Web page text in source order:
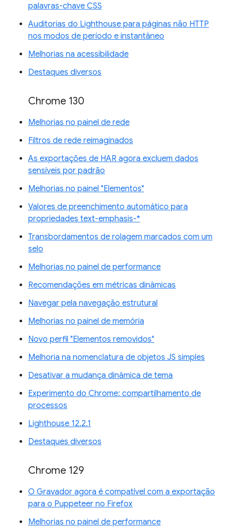
palavras-chave CSS
Auditorias do Lighthouse para páginas não HTTP
nos modos de período e instantâneo
Melhorias na acessibilidade
Destaques diversos
Chrome 130
Melhorias no painel de rede
Filtros de rede reimaginados
As exportações de HAR agora excluem dados
sensíveis por padrão
Melhorias no painel "Elementos"
Valores de preenchimento automático para
propriedades text-emphasis-*
Transbordamentos de rolagem marcados com um
selo
Melhorias no painel de performance
Recomendações em métricas dinâmicas
Navegar pela navegação estrutural
Melhorias no painel de memória
Novo perfil "Elementos removidos"
Melhoria na nomenclatura de objetos JS simples
Desativar a mudança dinâmica de tema
Experimento do Chrome: compartilhamento de
processos
Lighthouse 12.2.1
Destaques diversos
Chrome 129
O Gravador agora é compatível com a exportação
para o Puppeteer no Firefox
Melhorias no painel de performance